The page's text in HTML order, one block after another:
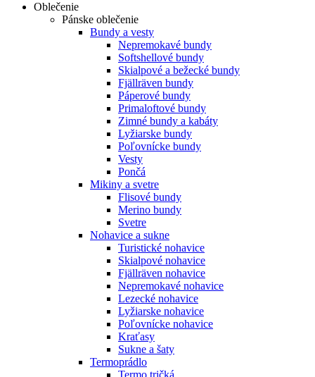
Oblečenie
Pánske oblečenie
Bundy a vesty
Nepremokavé bundy
Softshellové bundy
Skialpové a bežecké bundy
Fjällräven bundy
Páperové bundy
Primaloftové bundy
Zimné bundy a kabáty
Lyžiarske bundy
Poľovnícke bundy
Vesty
Pončá
Mikiny a svetre
Flisové bundy
Merino bundy
Svetre
Nohavice a sukne
Turistické nohavice
Skialpové nohavice
Fjällräven nohavice
Nepremokavé nohavice
Lezecké nohavice
Lyžiarske nohavice
Poľovnícke nohavice
Kraťasy
Sukne a šaty
Termoprádlo
Termo tričká